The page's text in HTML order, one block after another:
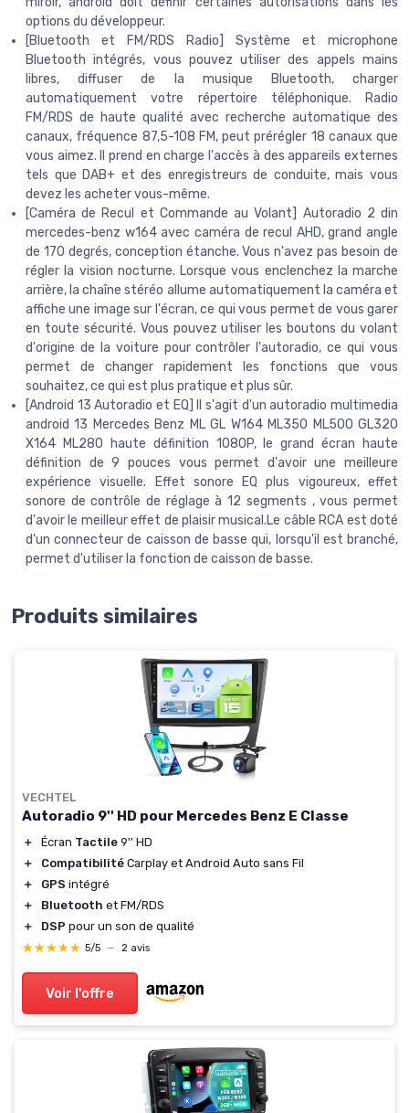
options du développeur.
[Bluetooth et FM/RDS Radio] Système et microphone
Bluetooth intégrés, vous pouvez utiliser des appels mains
libres, diffuser de la musique Bluetooth, charger
automatiquement votre répertoire téléphonique. Radio
FM/RDS de haute qualité avec recherche automatique des
canaux, fréquence 87,5-108 FM, peut prérégler 18 canaux que
vous aimez. Il prend en charge l'accès à des appareils externes
tels que DAB+ et des enregistreurs de conduite, mais vous
devez les acheter vous-même.
[Caméra de Recul et Commande au Volant] Autoradio 2 din
mercedes-benz w164 avec caméra de recul AHD, grand angle
de 170 degrés, conception étanche. Vous n'avez pas besoin de
régler la vision nocturne. Lorsque vous enclenchez la marche
arrière, la chaîne stéréo allume automatiquement la caméra et
affiche une image sur l'écran, ce qui vous permet de vous garer
en toute sécurité. Vous pouvez utiliser les boutons du volant
d'origine de la voiture pour contrôler l'autoradio, ce qui vous
permet de changer rapidement les fonctions que vous
souhaitez, ce qui est plus pratique et plus sûr.
[Android 13 Autoradio et EQ] Il s'agit d'un autoradio multimedia
android 13 Mercedes Benz ML GL W164 ML350 ML500 GL320
X164 ML280 haute définition 1080P, le grand écran haute
définition de 9 pouces vous permet d'avoir une meilleure
expérience visuelle. Effet sonore EQ plus vigoureux, effet
sonore de contrôle de réglage à 12 segments , vous permet
d'avoir le meilleur effet de plaisir musical.Le câble RCA est doté
d'un connecteur de caisson de basse qui, lorsqu'il est branché,
permet d'utiliser la fonction de caisson de basse.
Produits similaires
VECHTEL
Autoradio 9'' HD pour Mercedes Benz E Classe
＋ Écran Tactile 9'' HD
＋
Compatibilité Carplay et Android Auto sans Fil
＋
GPS intégré
＋
Bluetooth et FM/RDS
＋
DSP pour un son de qualité
★★★★★
★★★★★ 5/5 — 2 avis
Voir l'offre